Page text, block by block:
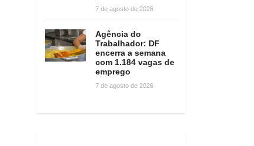
7 de agosto de 2026
Agência do
Trabalhador: DF
encerra a semana
com 1.184 vagas de
emprego
7 de agosto de 2026